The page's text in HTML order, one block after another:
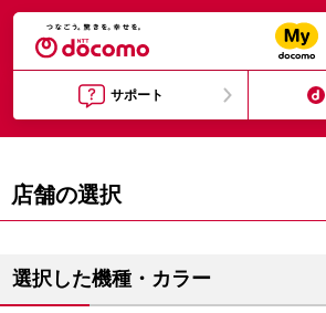
サポート
店舗の選択
選択した機種・カラー